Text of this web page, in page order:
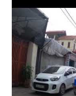
ngõ thông, đường
hè rộng 6m. Đất
8m. Hướng: Đông,
có thương lượng
có nhu cầu mua
lòng liên hệ: Mr
0915.383.393.